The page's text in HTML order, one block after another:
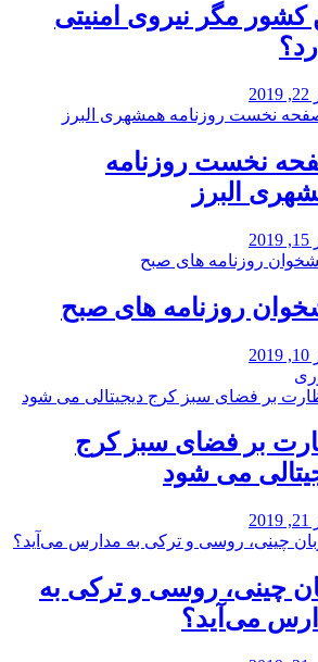
کشور مگر نیروی امنیتی
نخست روزنامه‌
البرز
روزنامه های صبح
بر فضای سبز کرج
می شود
چینی، روسی و ترکی به
می‌آید؟